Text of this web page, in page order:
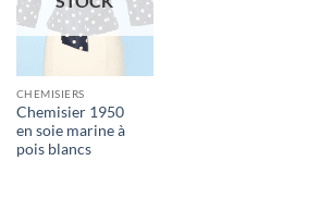
CHEMISIERS
Chemisier 1950
en soie marine à
pois blancs